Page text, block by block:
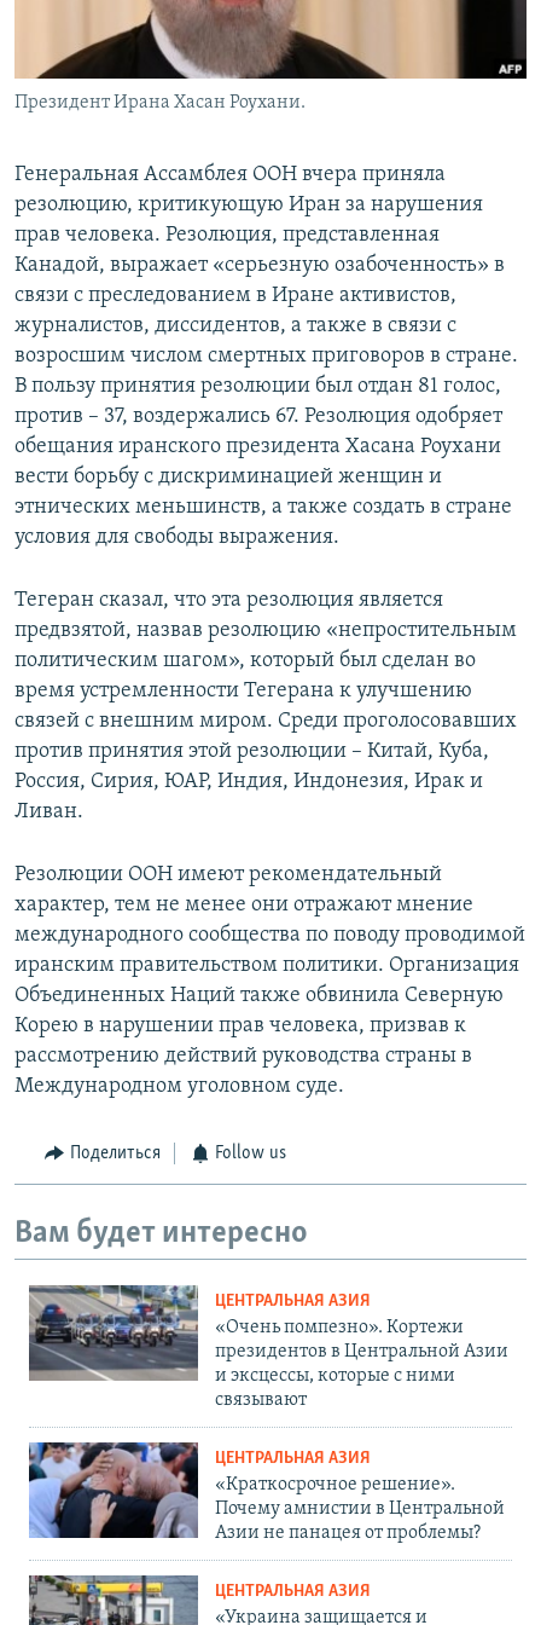
Президент Ирана Хасан Роухани.
Генеральная Ассамблея ООН вчера приняла
резолюцию, критикующую Иран за нарушения
прав человека. Резолюция, представленная
Канадой, выражает «серьезную озабоченность» в
связи с преследованием в Иране активистов,
журналистов, диссидентов, а также в связи с
возросшим числом смертных приговоров в стране.
В пользу принятия резолюции был отдан 81 голос,
против – 37, воздержались 67. Резолюция одобряет
обещания иранского президента Хасана Роухани
вести борьбу с дискриминацией женщин и
этнических меньшинств, а также создать в стране
условия для свободы выражения.
Тегеран сказал, что эта резолюция является
предвзятой, назвав резолюцию «непростительным
политическим шагом», который был сделан во
время устремленности Тегерана к улучшению
связей с внешним миром. Среди проголосовавших
против принятия этой резолюции – Китай, Куба,
Россия, Сирия, ЮАР, Индия, Индонезия, Ирак и
Ливан.
Резолюции ООН имеют рекомендательный
характер, тем не менее они отражают мнение
международного сообщества по поводу проводимой
иранским правительством политики. Организация
Объединенных Наций также обвинила Северную
Корею в нарушении прав человека, призвав к
рассмотрению действий руководства страны в
Международном уголовном суде.
Поделиться Follow us
Вам будет интересно
ЦЕНТРАЛЬНАЯ АЗИЯ
«Очень помпезно». Кортежи
президентов в Центральной Азии
и эксцессы, которые с ними
связывают
ЦЕНТРАЛЬНАЯ АЗИЯ
«Краткосрочное решение».
Почему амнистии в Центральной
Азии не панацея от проблемы?
ЦЕНТРАЛЬНАЯ АЗИЯ
«Украина защищается и